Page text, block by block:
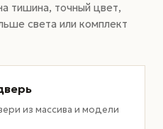
тишина, точный цвет,
света или комплект
из массива и модели